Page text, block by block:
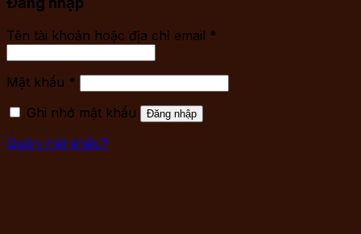
Tên tài khoản hoặc địa chỉ email *
Mật khẩu *
Ghi nhớ mật khẩu
Đăng nhập
Quên mật khẩu?